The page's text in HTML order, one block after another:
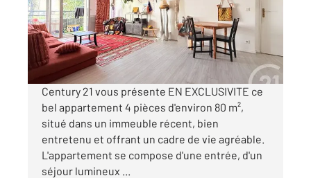
Appartement F4 à vendre
490 000 €
Visiter le site dédié
Century 21 vous présente EN EXCLUSIVITE ce
bel appartement 4 pièces d'environ 80 m²,
situé dans un immeuble récent, bien
entretenu et offrant un cadre de vie agréable.
L'appartement se compose d'une entrée, d'un
séjour lumineux ...